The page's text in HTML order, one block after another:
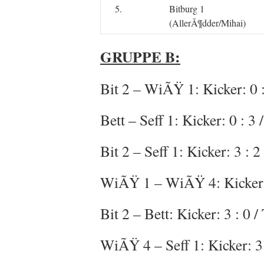
5.
Bitburg 1
(AllerÃ¶dder/Mihai)
GRUPPE B:
Bit 2 – WiÃŸ 1: Kicker: 0
Bett – Seff 1: Kicker: 0 : 3
Bit 2 – Seff 1: Kicker: 3 :
WiÃŸ 1 – WiÃŸ 4:
Bit 2 – Bett: Kicker: 3 : 0 /
WiÃŸ 4 – Seff 1: Kicker: